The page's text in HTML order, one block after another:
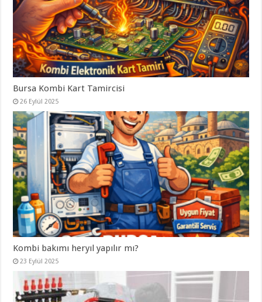
Bursa Kombi Kart Tamircisi
26 Eylül 2025
Kombi bakımı heryıl yapılır mı?
23 Eylül 2025